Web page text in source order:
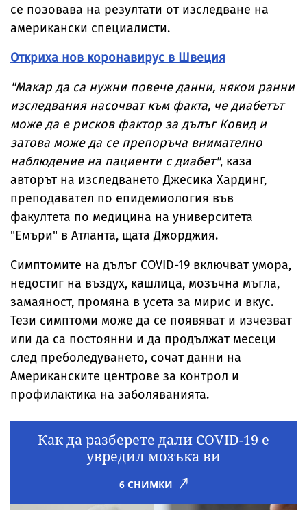
се позовава на резултати от изследване на
американски специалисти.
Откриха нов коронавирус в Швеция
"Макар да са нужни повече данни, някои ранни
изследвания насочват към факта, че диабетът
може да е рисков фактор за дълъг Ковид и
затова може да се препоръча внимателно
наблюдение на пациенти с диабет", каза
авторът на изследването Джесика Хардинг,
преподавател по епидемиология във
факултета по медицина на университета
"Емъри" в Атланта, щата Джорджия.
Симптомите на дълъг COVID-19 включват умора,
недостиг на въздух, кашлица, мозъчна мъгла,
замаяност, промяна в усета за мирис и вкус.
Тези симптоми може да се появяват и изчезват
или да са постоянни и да продължат месеци
след преболедуването, сочат данни на
Американските центрове за контрол и
профилактика на заболяванията.
Как да разберете дали COVID-19 е
увредил мозъка ви
6 СНИМКИ